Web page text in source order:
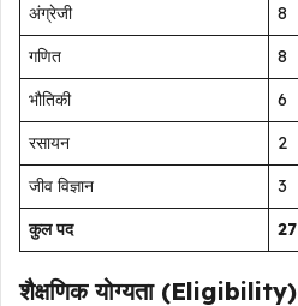
अंग्रेजी
8
गणित
8
भौतिकी
6
रसायन
2
जीव विज्ञान
3
कुल पद
27
शैक्षणिक योग्यता (Eligibility)